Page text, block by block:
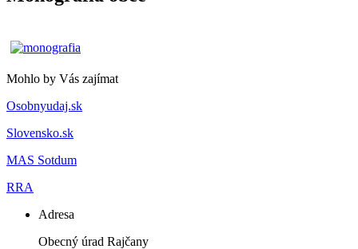
Mohlo by Vás zajímat
Osobnyudaj.sk
Slovensko.sk
MAS Sotdum
RRA
Adresa
Obecný úrad Rajčany